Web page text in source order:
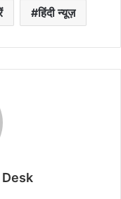
हिंदी न्यूज़